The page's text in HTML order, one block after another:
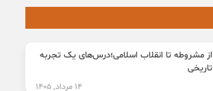
از مشروطه تا انقلاب اسلامی؛درس‌های یک تجربه
تاریخی
14 مرداد, 1405